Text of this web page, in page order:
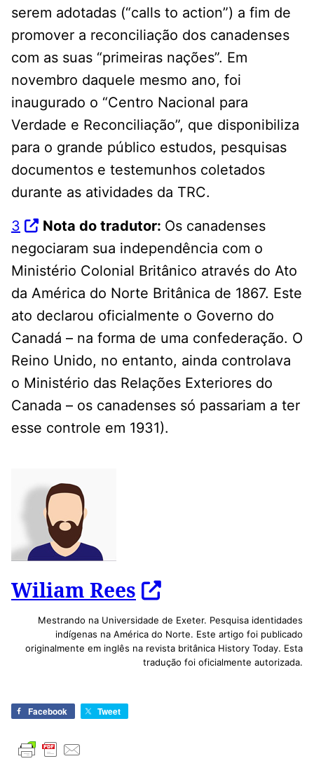
serem adotadas (“calls to action”) a fim de
promover a reconciliação dos canadenses
com as suas “primeiras nações”. Em
novembro daquele mesmo ano, foi
inaugurado o “Centro Nacional para
Verdade e Reconciliação”, que disponibiliza
para o grande público estudos, pesquisas
documentos e testemunhos coletados
durante as atividades da TRC.
3
Nota do tradutor: Os canadenses
negociaram sua independência com o
Ministério Colonial Britânico através do Ato
da América do Norte Britânica de 1867. Este
ato declarou oficialmente o Governo do
Canadá – na forma de uma confederação. O
Reino Unido, no entanto, ainda controlava
o Ministério das Relações Exteriores do
Canada – os canadenses só passariam a ter
esse controle em 1931).
Wiliam Rees
Mestrando na Universidade de Exeter. Pesquisa identidades
indígenas na América do Norte. Este artigo foi publicado
originalmente em inglês na revista britânica History Today. Esta
tradução foi oficialmente autorizada.
Facebook Tweet